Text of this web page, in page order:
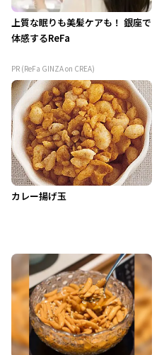
上質な眠りも美髪ケアも！ 銀座で
体感するReFa
PR (ReFa GINZA on CREA)
カレー揚げ玉